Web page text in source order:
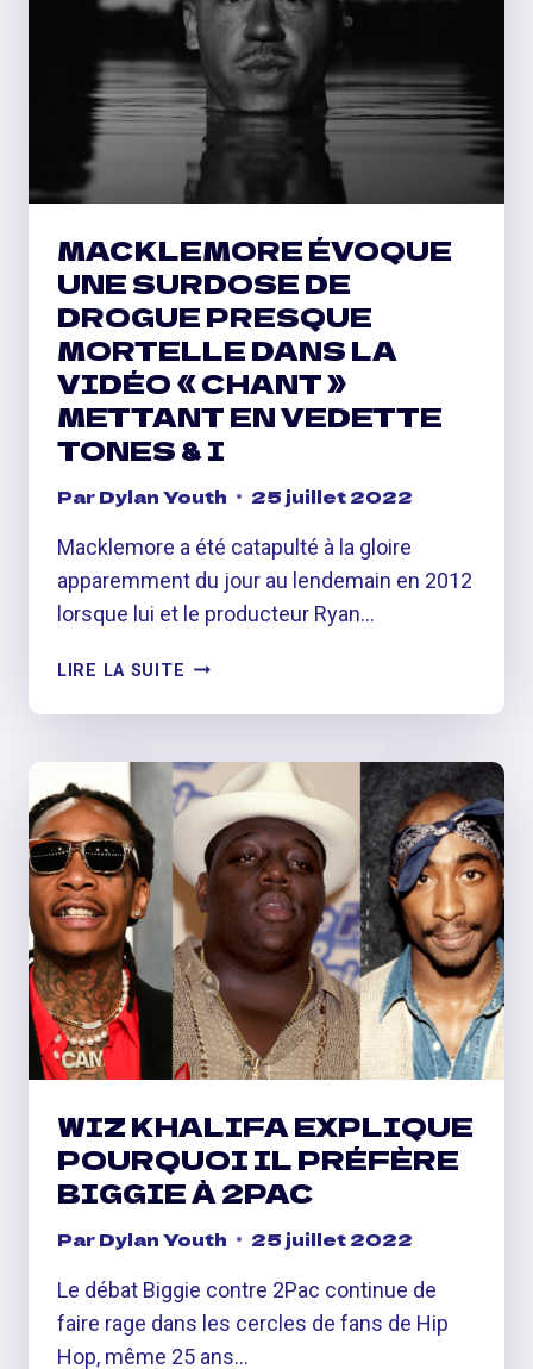
MACKLEMORE ÉVOQUE
UNE SURDOSE DE
DROGUE PRESQUE
MORTELLE DANS LA
VIDÉO « CHANT »
METTANT EN VEDETTE
TONES & I
ParDylan Youth 25 juillet 2022
Macklemore a été catapulté à la gloire
apparemment du jour au lendemain en 2012
lorsque lui et le producteur Ryan…
LIRE LA SUITE MACKLEMORE
UNE
DE
DROGUE
PRESQUE
MORTELLE
DANS
LA
VIDÉO
« CHANT »
METTANT
EN
VEDETTE
TONES
I
WIZ KHALIFA EXPLIQUE
POURQUOI IL PRÉFÈRE
BIGGIE À 2PAC
ParDylan Youth 25 juillet 2022
Le débat Biggie contre 2Pac continue de
faire rage dans les cercles de fans de Hip
Hop, même 25 ans…